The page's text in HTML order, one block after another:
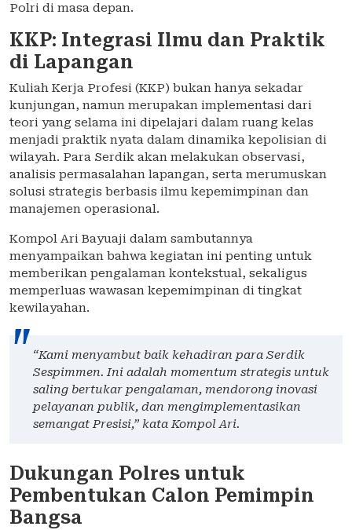
Polri di masa depan.
KKP: Integrasi Ilmu dan Praktik
di Lapangan
Kuliah Kerja Profesi (KKP) bukan hanya sekadar
kunjungan, namun merupakan implementasi dari
teori yang selama ini dipelajari dalam ruang kelas
menjadi praktik nyata dalam dinamika kepolisian di
wilayah. Para Serdik akan melakukan observasi,
analisis permasalahan lapangan, serta merumuskan
solusi strategis berbasis ilmu kepemimpinan dan
manajemen operasional.
Kompol Ari Bayuaji dalam sambutannya
menyampaikan bahwa kegiatan ini penting untuk
memberikan pengalaman kontekstual, sekaligus
memperluas wawasan kepemimpinan di tingkat
kewilayahan.
“Kami menyambut baik kehadiran para Serdik
Sespimmen. Ini adalah momentum strategis untuk
saling bertukar pengalaman, mendorong inovasi
pelayanan publik, dan mengimplementasikan
semangat Presisi,” kata Kompol Ari.
Dukungan Polres untuk
Pembentukan Calon Pemimpin
Bangsa